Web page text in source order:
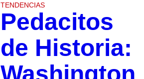
TENDENCIAS
Pedacitos
de Historia:
Washington